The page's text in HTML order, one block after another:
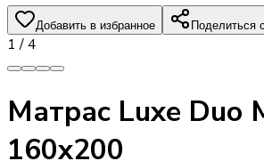
Добавить в избранное Поделиться
1 /4
Матрас Luxe Duo
160х200